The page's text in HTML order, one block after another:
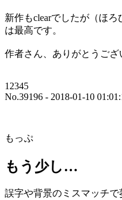
新作もclearでしたが（ほ
は最高です。
作者さん、ありがとうござ
12345
No.39196 - 2018-01-10
もっぷ
もう少し…
誤字や背景のミスマッチで